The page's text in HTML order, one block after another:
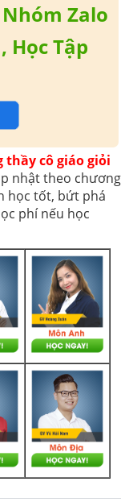
Nhóm Zalo
Học Tập
thầy cô giáo giỏi
nhật theo chương
học tốt, bứt phá
phí nếu học